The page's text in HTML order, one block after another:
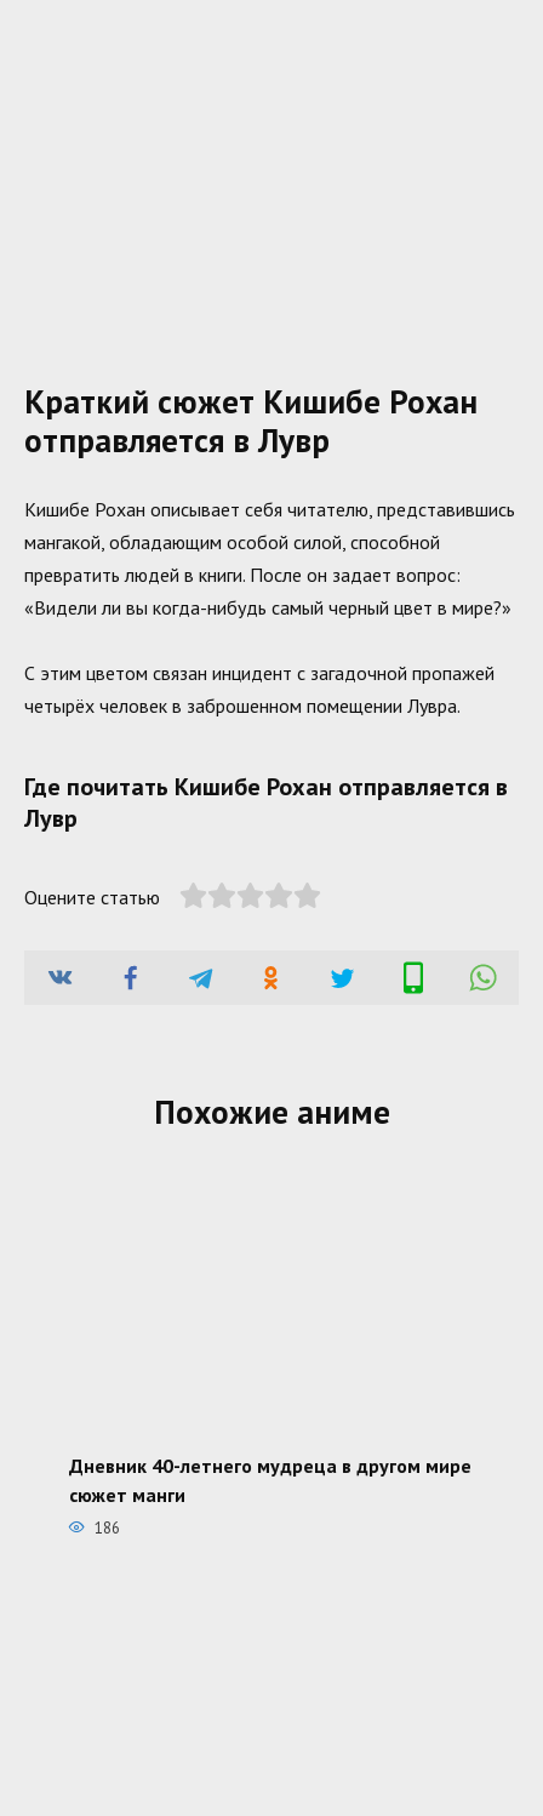
Краткий сюжет Кишибе Рохан
отправляется в Лувр
Кишибе Рохан описывает себя читателю, представившись
мангакой, обладающим особой силой, способной
превратить людей в книги. После он задает вопрос:
«Видели ли вы когда-нибудь самый черный цвет в мире?»
С этим цветом связан инцидент с загадочной пропажей
четырёх человек в заброшенном помещении Лувра.
Где почитать Кишибе Рохан отправляется в
Лувр
Оцените статью
Похожие аниме
Дневник 40-летнего мудреца в другом мире
сюжет манги
186